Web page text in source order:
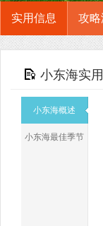
实用信息 攻
小东海实
小东海概述
小东海最佳季节